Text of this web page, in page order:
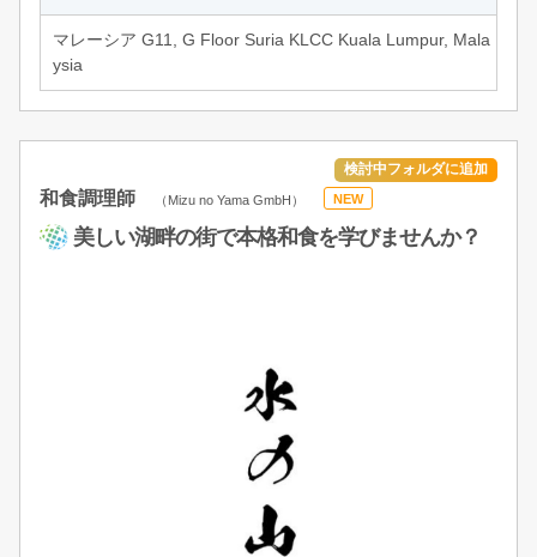
マレーシア G11, G Floor Suria KLCC Kuala Lumpur, Mala
ysia
和食調理師 （Mizu no Yama GmbH） NEW
美しい湖畔の街で本格和食を学びませんか？